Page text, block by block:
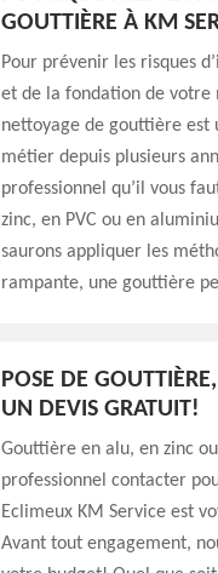
GOUTTIÈRE À KM
Pour prévenir les risques
et de la fondation de votre
nettoyage de gouttière est
métier depuis plusieurs
professionnel qu’il vous
zinc, en PVC ou en
saurons appliquer les
rampante, une gouttière
POSE DE
UN DEVIS GRATUIT!
Gouttière en alu, en zinc
professionnel contacter
Eclimeux KM Service est
Avant tout engagement,